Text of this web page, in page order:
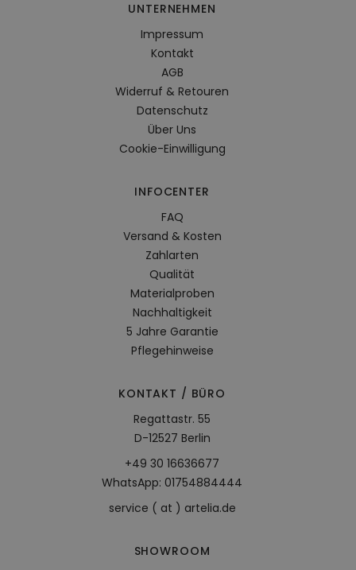
UNTERNEHMEN
Impressum
Kontakt
AGB
Widerruf & Retouren
Datenschutz
Über Uns
Cookie-Einwilligung
INFOCENTER
FAQ
Versand & Kosten
Zahlarten
Qualität
Materialproben
Nachhaltigkeit
5 Jahre Garantie
Pflegehinweise
KONTAKT / BÜRO
Regattastr. 55
D-12527 Berlin
+49 30 16636677
WhatsApp: 01754884444
service ( at ) artelia.de
SHOWROOM